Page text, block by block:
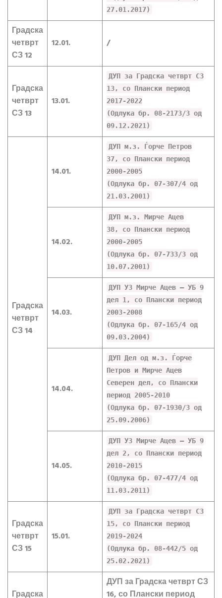
27.01.2017)
Градска
четврт
СЗ 12
12.01. /
Градска
четврт
СЗ 13
13.01.
ДУП за Градска четврт СЗ
13, со Плански период
2017-2022
(Одлука бр. 08-2173/3 од
09.12.2021)
Градска
четврт
СЗ 14
14.01.
ДУП м.з. Ѓорче Петров
37, со Плански период
2000-2005
(Одлука бр. 07-307/4 од
21.03.2001)
14.02.
ДУП м.з. Мирче Ацев
38, со Плански период
2000-2005
(Одлука бр. 07-733/3 од
10.07.2001)
14.03.
ДУП УЗ Мирче Ацев – УБ 9
дел 1, со Плански период
2003-2008
(Одлука бр. 07-165/4 од
09.03.2004)
14.04.
ДУП Дел од м.з. Ѓорче
Петров и Мирче Ацев
Северен дел, со Плански
период 2005-2010
(Одлука бр. 07-1930/3 од
25.09.2006)
14.05.
ДУП УЗ Мирче Ацев – УБ 9
дел 2, со Плански период
2010-2015
(Одлука бр. 07-477/4 од
11.03.2011)
Градска
четврт
СЗ 15
15.01.
ДУП за Градска четврт СЗ
15, со Плански период
2019-2024
(Одлука бр. 08-442/5 од
25.02.2021)
Градска
ДУП за Градска четврт СЗ
16, со Плански период